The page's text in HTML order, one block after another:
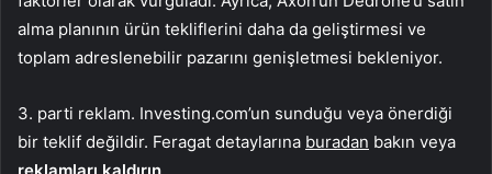
alma planının ürün tekliflerini daha da geliştirmesi ve
toplam adreslenebilir pazarını genişletmesi bekleniyor.
3. parti reklam. Investing.com’un sunduğu veya önerdiği
bir teklif değildir. Feragat detaylarına buradan bakın veya